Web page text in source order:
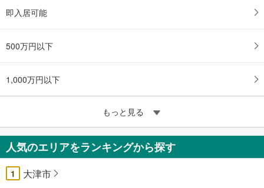
即入居可能
500万円以下
1,000万円以下
もっと見る
人気のエリアをランキングから探す
1 大津市